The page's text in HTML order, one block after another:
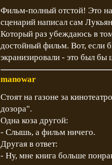
Фильм-полный отстой! Это
сценарий написал сам
Который раз убеждаюсь в
достойный фильм. Вот,
экранизировали - это был бы
manowar
Стоят на газоне за
дозора".
Одна коза другой:
- Слышь, а фильм ничего.
Другая в ответ:
- Ну, мне книга больше